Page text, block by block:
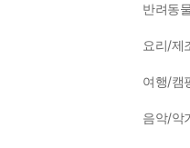
반려동
요리/제
여행/캠
음악/악